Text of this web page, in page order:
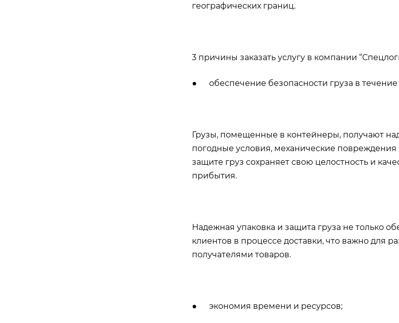
географических границ.
3 причины заказать услугу в компании
● обеспечение безопасности груза в течение
Грузы, помещенные в контейнеры, получают
погодные условия, механические
защите груз сохраняет свою целостность и
прибытия.
Надежная упаковка и защита груза не только
клиентов в процессе доставки, что важно для
получателями товаров.
● экономия времени и ресурсов;